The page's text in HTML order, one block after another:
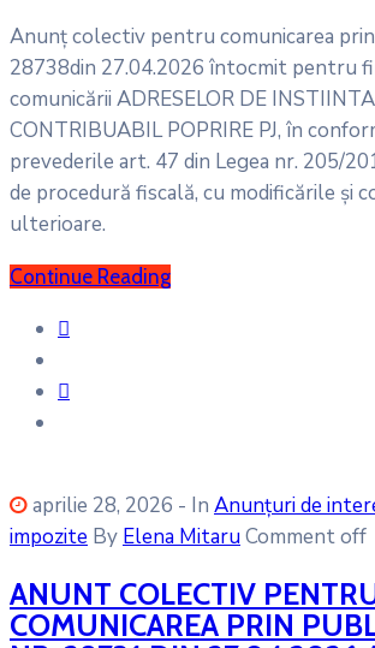
Anunț colectiv pentru comunicarea
28738din 27.04.2026 întocmit pentru
comunicării ADRESELOR DE
CONTRIBUABIL POPRIRE PJ, în
prevederile art. 47 din Legea nr. 205/
de procedură fiscală, cu modificările și
ulterioare.
Continue Reading
aprilie 28, 2026 - In Anunțuri de
impozite By Elena MitaruComment off
ANUNT COLECTIV
COMUNICAREA PRIN